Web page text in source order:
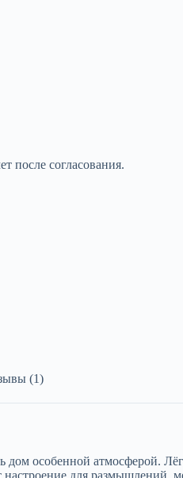
после согласования.
(1)
особенной атмосферой.
для